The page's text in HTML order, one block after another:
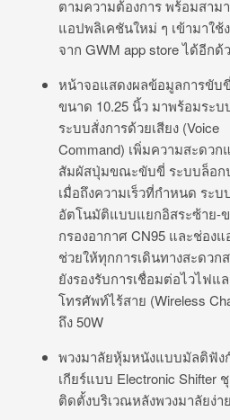
ตามความต้องการ พร้อมสาม
แอปพลิเคชันใหม่ ๆ เข้ามาใช้
จาก GWM app store ได้อีกด้
หน้าจอแสดงผลข้อมูลการขับ
ขนาด 10.25 นิ้ว มาพร้อมระบ
ระบบสั่งการด้วยเสียง (Voice
Command) เพิ่มความสะดวก
สัมผัสปุ่มขณะขับขี่ ระบบล็อก
เมื่อถึงความเร็วที่กำหนด ระ
อัตโนมัติแบบแยกอิสระซ้าย-
กรองอากาศ CN95 และช่อง
ช่วยให้ทุกการเดินทางสะดวก
ยังรองรับการเชื่อมต่อไวไฟแ
โทรศัพท์ไร้สาย (Wireless
ถึง 50W
พวงมาลัยหุ้มหนังแบบมัลติฟัง
เกียร์แบบ Electronic Shifter
ติดตั้งบริเวณหลังพวงมาลัยง่า